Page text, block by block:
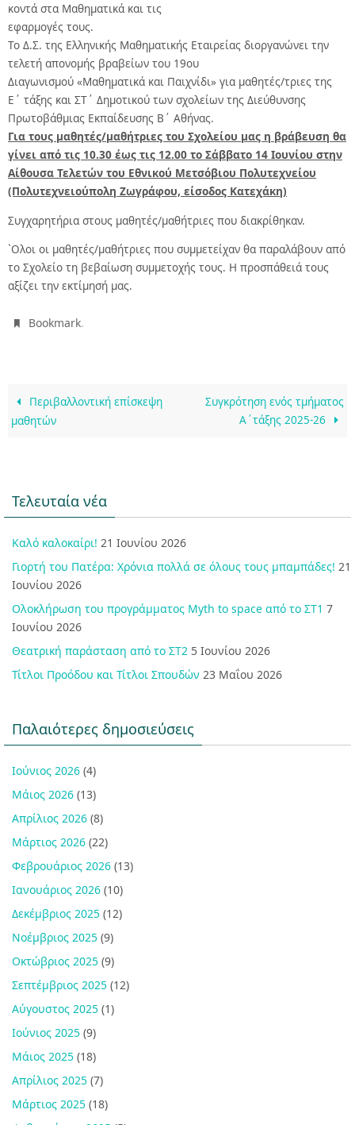
κοντά στα Μαθηματικά και τις
εφαρμογές τους.
Το Δ.Σ. της Ελληνικής Μαθηματικής Εταιρείας διοργανώνει την
τελετή απονομής βραβείων του 19ου
Διαγωνισμού «Μαθηματικά και Παιχνίδι» για μαθητές/τριες της
Ε΄ τάξης και ΣΤ΄ Δημοτικού των σχολείων της Διεύθυνσης
Πρωτοβάθμιας Εκπαίδευσης Β΄ Αθήνας.
Για τους μαθητές/μαθήτριες του Σχολείου μας η βράβευση θα
γίνει από τις 10.30 έως τις 12.00 το Σάββατο 14 Ιουνίου στην
Αίθουσα Τελετών του Εθνικού Μετσόβιου Πολυτεχνείου
(Πολυτεχνειούπολη Ζωγράφου, είσοδος Κατεχάκη)
Συγχαρητήρια στους μαθητές/μαθήτριες που διακρίθηκαν.
`Ολοι οι μαθητές/μαθήτριες που συμμετείχαν θα παραλάβουν από
το Σχολείο τη βεβαίωση συμμετοχής τους. Η προσπάθειά τους
αξίζει την εκτίμησή μας.
Bookmark.
Περιβαλλοντική επίσκεψη
μαθητών
Συγκρότηση ενός τμήματος
Α΄τάξης 2025-26
Τελευταία νέα
Καλό καλοκαίρι! 21 Ιουνίου 2026
Γιορτή του Πατέρα: Χρόνια πολλά σε όλους τους μπαμπάδες! 21
Ιουνίου 2026
Ολοκλήρωση του προγράμματος Myth to space από το ΣΤ1 7
Ιουνίου 2026
Θεατρική παράσταση από το ΣΤ2 5 Ιουνίου 2026
Τίτλοι Προόδου και Τίτλοι Σπουδών 23 Μαΐου 2026
Παλαιότερες δημοσιεύσεις
Ιούνιος 2026 (4)
Μάιος 2026 (13)
Απρίλιος 2026 (8)
Μάρτιος 2026 (22)
Φεβρουάριος 2026 (13)
Ιανουάριος 2026 (10)
Δεκέμβριος 2025 (12)
Νοέμβριος 2025 (9)
Οκτώβριος 2025 (9)
Σεπτέμβριος 2025 (12)
Αύγουστος 2025 (1)
Ιούνιος 2025 (9)
Μάιος 2025 (18)
Απρίλιος 2025 (7)
Μάρτιος 2025 (18)